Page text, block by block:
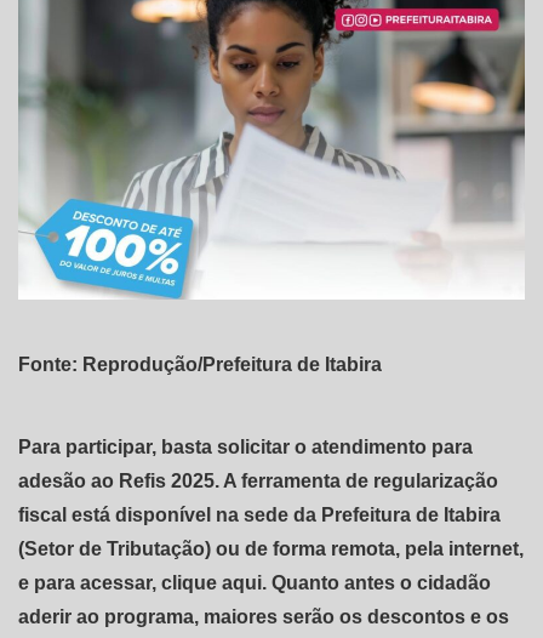
Fonte: Reprodução/Prefeitura de Itabira
Para participar, basta solicitar o atendimento para
adesão ao Refis 2025. A ferramenta de regularização
fiscal está disponível na sede da Prefeitura de Itabira
(Setor de Tributação) ou de forma remota, pela internet,
e para acessar, clique aqui. Quanto antes o cidadão
aderir ao programa, maiores serão os descontos e os